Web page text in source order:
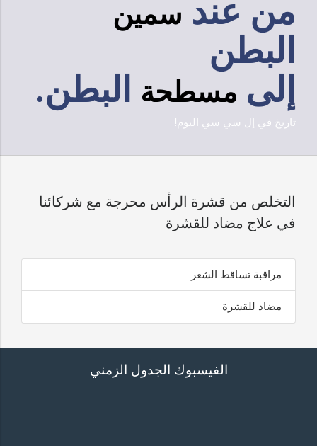
من عند سمين
البطن
إلى مسطحة البطن.
تاريخ في إل سي سي اليوم!
التخلص من قشرة الرأس محرجة مع شركائنا
في علاج مضاد للقشرة
مراقبة تساقط الشعر
مضاد للقشرة
الفيسبوك الجدول الزمني